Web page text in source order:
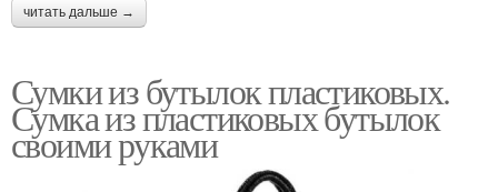
читать дальше →
Сумки из бутылок пластиковых.
Сумка из пластиковых бутылок
своими руками